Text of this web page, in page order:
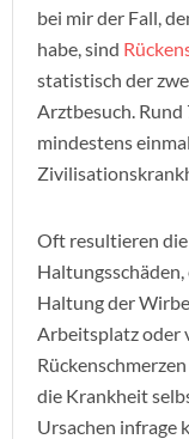
bei mir der Fall,
habe, sind
statistisch der
Arztbesuch. Rund
mindestens
Oft resultieren
Haltung der
Arbeitsplatz oder
die Krankheit
Ursachen infrage